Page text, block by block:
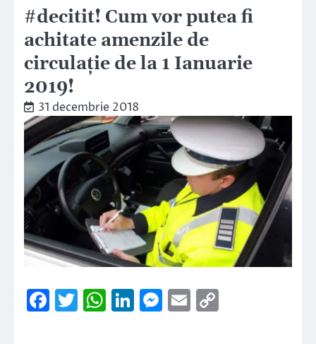
#decitit! Cum vor putea fi
achitate amenzile de
circulaţie de la 1 Ianuarie
2019!
31 decembrie 2018
Facebook
Twitter
WhatsApp
LinkedIn
Messenger
Email